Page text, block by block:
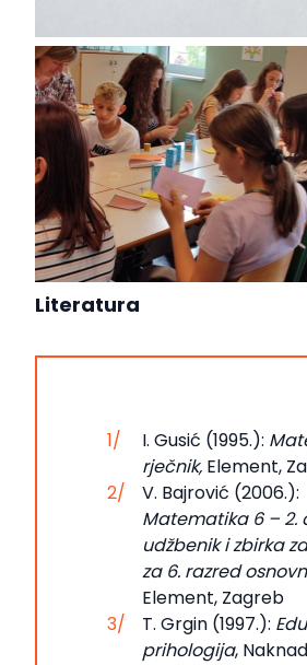
Literatura
I. Gusić (1995.):
rječnik, Element,
V. Bajrović (2006.):
Matematika 6 – 2.
udžbenik i zbirka
za 6. razred
Element, Zagreb
T. Grgin (1997.):
prihologija,